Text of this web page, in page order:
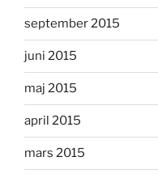
september 2015
juni 2015
maj 2015
april 2015
mars 2015